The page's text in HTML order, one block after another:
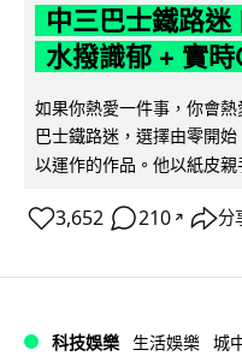
中三巴士鐵路迷
水撥識郁 + 實時
如果你熱愛一件事，你會
巴士鐵路迷，選擇由零開
以運作的作品。他以紙皮
3,652 210 ↗ 分
科技娛樂 生活娛樂 城